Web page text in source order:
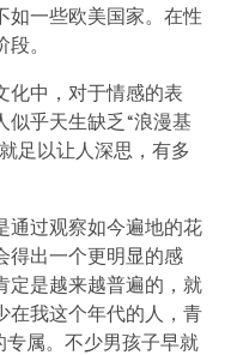
如一些欧美国家。在性
。
化中，对于情感的表
似乎天生缺乏“浪漫基
足以让人深思，有多
通过观察如今遍地的花
得出一个更明显的感
定是越来越普遍的，就
在我这个年代的人，青
专属。不少男孩子早就